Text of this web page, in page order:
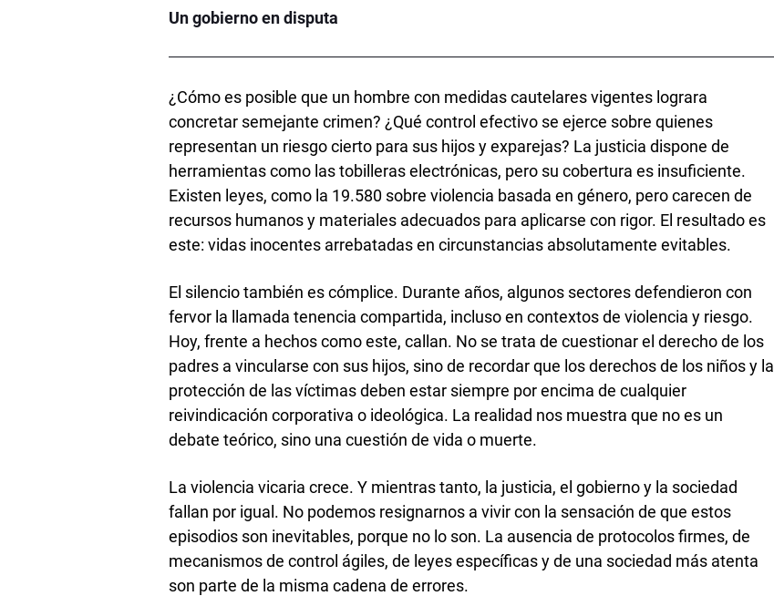
Un gobierno en disputa
¿Cómo es posible que un hombre con medidas cautelares vigentes lograra
concretar semejante crimen? ¿Qué control efectivo se ejerce sobre quienes
representan un riesgo cierto para sus hijos y exparejas? La justicia dispone de
herramientas como las tobilleras electrónicas, pero su cobertura es insuficiente.
Existen leyes, como la 19.580 sobre violencia basada en género, pero carecen de
recursos humanos y materiales adecuados para aplicarse con rigor. El resultado es
este: vidas inocentes arrebatadas en circunstancias absolutamente evitables.
El silencio también es cómplice. Durante años, algunos sectores defendieron con
fervor la llamada tenencia compartida, incluso en contextos de violencia y riesgo.
Hoy, frente a hechos como este, callan. No se trata de cuestionar el derecho de los
padres a vincularse con sus hijos, sino de recordar que los derechos de los niños y la
protección de las víctimas deben estar siempre por encima de cualquier
reivindicación corporativa o ideológica. La realidad nos muestra que no es un
debate teórico, sino una cuestión de vida o muerte.
La violencia vicaria crece. Y mientras tanto, la justicia, el gobierno y la sociedad
fallan por igual. No podemos resignarnos a vivir con la sensación de que estos
episodios son inevitables, porque no lo son. La ausencia de protocolos firmes, de
mecanismos de control ágiles, de leyes específicas y de una sociedad más atenta
son parte de la misma cadena de errores.